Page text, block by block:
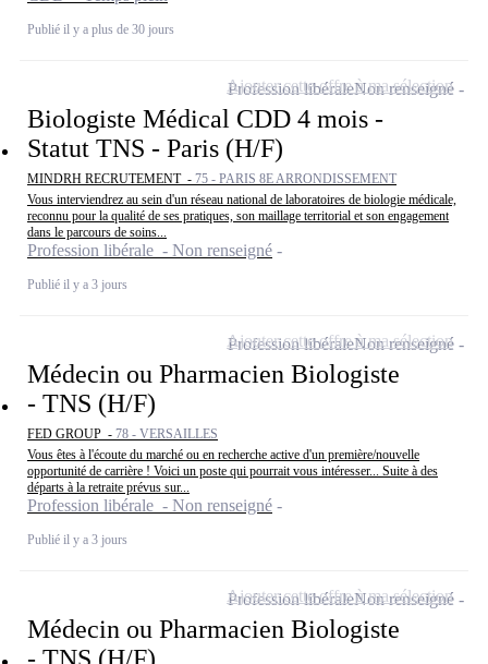
Publié il y a plus de 30 jours
Biologiste Médical CDD 4 mois -
Statut TNS - Paris (H/F)
MINDRH RECRUTEMENT - 75 - PARIS 8E ARRONDISSEMENT
Vous interviendrez au sein d'un réseau national de laboratoires de biologie médicale,
reconnu pour la qualité de ses pratiques, son maillage territorial et son engagement
dans le parcours de soins...
Profession libérale - Non renseigné
Publié il y a 3 jours
Profession libéraleNon renseigné
Ajouter cette offre à ma sélection
Médecin ou Pharmacien Biologiste
- TNS (H/F)
FED GROUP - 78 - VERSAILLES
Vous êtes à l'écoute du marché ou en recherche active d'un première/nouvelle
opportunité de carrière ! Voici un poste qui pourrait vous intéresser... Suite à des
départs à la retraite prévus sur...
Profession libérale - Non renseigné
Publié il y a 3 jours
Profession libéraleNon renseigné
Ajouter cette offre à ma sélection
Médecin ou Pharmacien Biologiste
- TNS (H/F)
Profession libéraleNon renseigné
Ajouter cette offre à ma sélection